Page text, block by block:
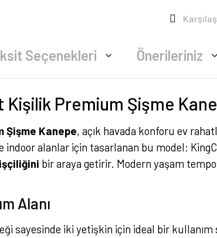
Seçenekleri Önerileriniz
Kişilik Premium Şişme
Şişme Kanepe, açık havada konforu ev
alanlar için tasarlanan bu model;
bir araya getirir. Modern yaşam
Alanı
sayesinde iki yetişkin için ideal bir kullanım